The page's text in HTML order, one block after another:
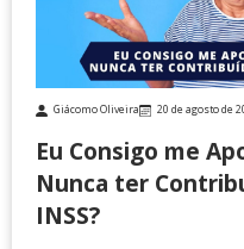
Giácomo Oliveira 20 de agosto de
Eu Consigo me
Nunca ter
INSS?